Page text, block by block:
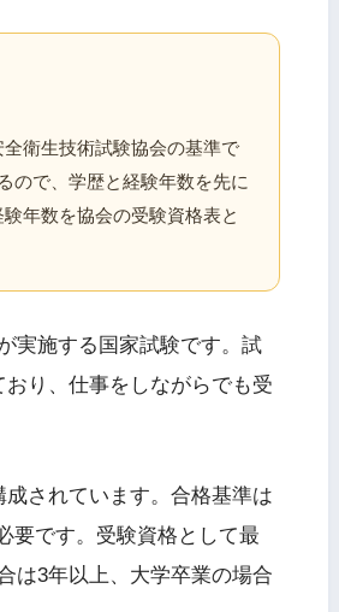
衛生技術試験協会の基準で
ので、学歴と経験年数を先に
年数を協会の受験資格表と
実施する国家試験です。試
り、仕事をしながらでも受
されています。合格基準は
要です。受験資格として最
は3年以上、大学卒業の場合